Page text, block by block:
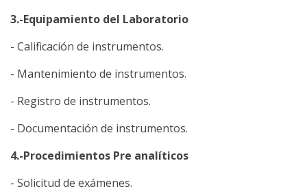
3.-Equipamiento del Laboratorio
- Calificación de instrumentos.
- Mantenimiento de instrumentos.
- Registro de instrumentos.
- Documentación de instrumentos.
4.-Procedimientos Pre analíticos
- Solicitud de exámenes.